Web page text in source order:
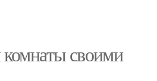
комнаты своими